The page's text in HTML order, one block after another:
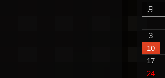
月
3
10
17
24